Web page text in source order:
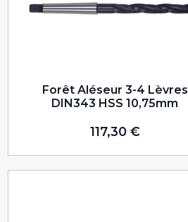
Forêt Aléseur 3-4 Lèvres
DIN343 HSS 10,75mm
117,30 €